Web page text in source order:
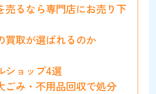
売るなら専門店にお売り下
買取が選ばれるのか
ショップ4選
ごみ・不用品回収で処分